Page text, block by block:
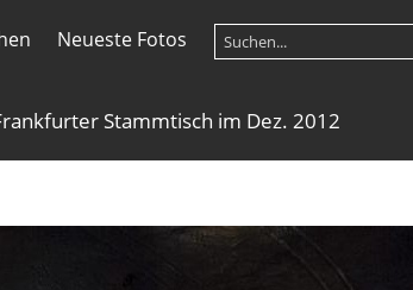
Neueste Fotos
Stammtisch im Dez. 2012